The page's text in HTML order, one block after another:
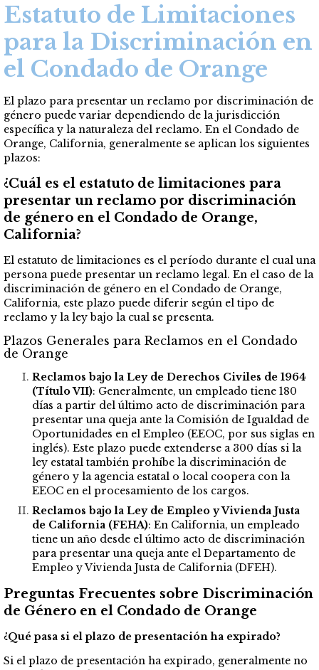
Estatuto de Limitaciones
para la Discriminación en
el Condado de Orange
El plazo para presentar un reclamo por discriminación de
género puede variar dependiendo de la jurisdicción
específica y la naturaleza del reclamo. En el Condado de
Orange, California, generalmente se aplican los siguientes
plazos:
¿Cuál es el estatuto de limitaciones para
presentar un reclamo por discriminación
de género en el Condado de Orange,
California?
El estatuto de limitaciones es el período durante el cual una
persona puede presentar un reclamo legal. En el caso de la
discriminación de género en el Condado de Orange,
California, este plazo puede diferir según el tipo de
reclamo y la ley bajo la cual se presenta.
Plazos Generales para Reclamos en el Condado
de Orange
Reclamos bajo la Ley de Derechos Civiles de 1964
(Título VII): Generalmente, un empleado tiene 180
días a partir del último acto de discriminación para
presentar una queja ante la Comisión de Igualdad de
Oportunidades en el Empleo (EEOC, por sus siglas en
inglés). Este plazo puede extenderse a 300 días si la
ley estatal también prohíbe la discriminación de
género y la agencia estatal o local coopera con la
EEOC en el procesamiento de los cargos.
Reclamos bajo la Ley de Empleo y Vivienda Justa
de California (FEHA): En California, un empleado
tiene un año desde el último acto de discriminación
para presentar una queja ante el Departamento de
Empleo y Vivienda Justa de California (DFEH).
Preguntas Frecuentes sobre Discriminación
de Género en el Condado de Orange
¿Qué pasa si el plazo de presentación ha expirado?
Si el plazo de presentación ha expirado, generalmente no